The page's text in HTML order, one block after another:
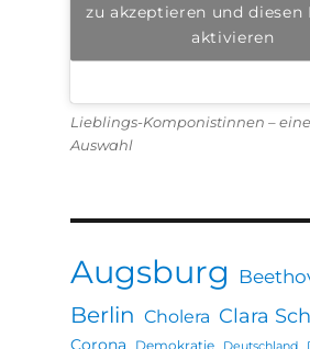
zu akzeptieren und diesen
aktivieren
Lieblings-Komponistinnen –
Auswahl
Augsburg
Berlin Cholera Clara
Demokratie